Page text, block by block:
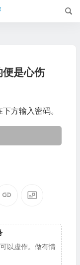
是心伤
方输入密码。
以虚作。做有情